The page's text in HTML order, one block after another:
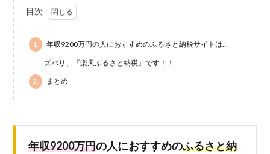
目次
1. 年収9200万円の人におすすめのふるさと納税サイトは…
ズバリ、『楽天ふるさと納税』です！！
2. まとめ
年収9200万円の人におすすめのふるさと納